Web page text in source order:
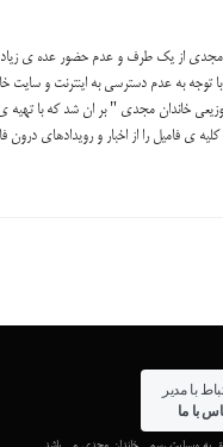
مجدی از یک طرف و عدم حضور عده ی
با توجه به عدم دسترسی به اینترنت و
خاندان مجدی " بر ان شد که با تهیه
ی فامیل را از اخبار و رویدادهای درون
با مدیر
با ما